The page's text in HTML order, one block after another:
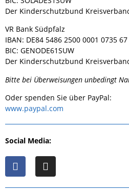
Der Kinderschutzbund
VR Bank Südpfalz
IBAN: DE84 5486 2500 0001 0735 67
BIC: GENODE61SUW
Der Kinderschutzbund
Bitte bei Überweisungen unbedingt
Oder spenden Sie über PayPal:
www.paypal.com
Social Media: